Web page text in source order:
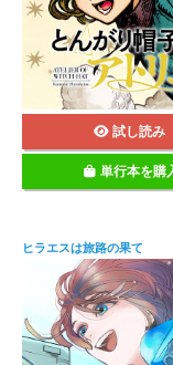
試し読み
単行本を購
ヒラエスは旅路の果て